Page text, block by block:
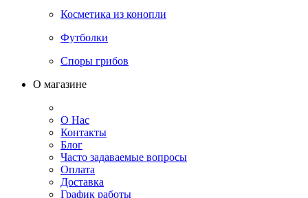
Косметика из конопли
Футболки
Споры грибов
О магазине
О Нас
Контакты
Блог
Часто задаваемые вопросы
Оплата
Доставка
График работы